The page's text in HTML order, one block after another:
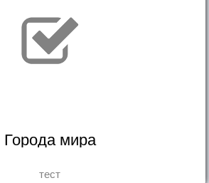
Города мира
тест